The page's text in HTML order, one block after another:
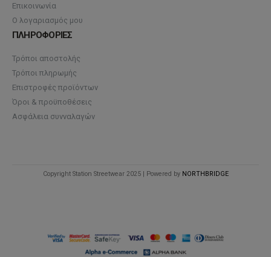
Επικοινωνία
Ο λογαριασμός μου
ΠΛΗΡΟΦΟΡΙΕΣ
Τρόποι αποστολής
Τρόποι πληρωμής
Επιστροφές προϊόντων
Όροι & προϋποθέσεις
Ασφάλεια συνναλαγών
Copyright Station Streetwear 2025 | Powered by NORTHBRIDGE